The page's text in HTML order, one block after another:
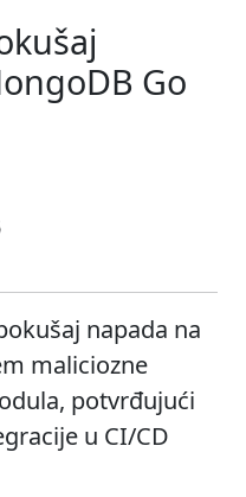
Go
napada na
maliciozne
potvrđujući
u CI/CD